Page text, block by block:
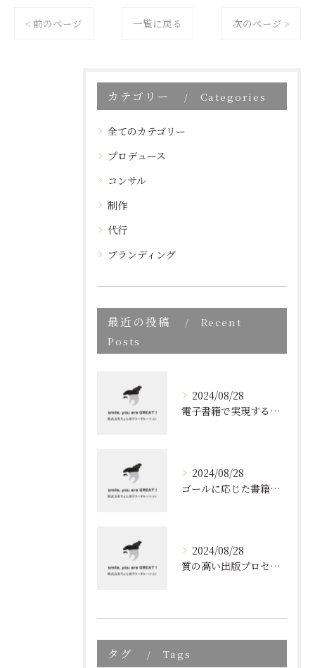
< 前のページ 一覧に戻る 次のページ >
カテゴリー Categories
全てのカテゴリー
プロデュース
コンサル
制作
代行
ブランディング
最近の投稿
Recent
Posts
2024/08/28
電子書籍で実現する質の高いブランディング
2024/08/28
ゴールに応じた書籍のプロデュース
2024/08/28
質の高い出版プロセスの秘密
タグ Tags